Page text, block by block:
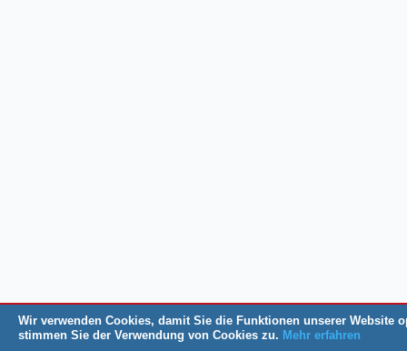
Wir verwenden Cookies, damit Sie die Funktionen unserer Website
stimmen Sie der Verwendung von Cookies zu. Mehr erfahren